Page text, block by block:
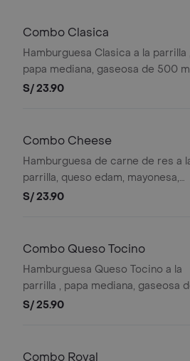
Combo Clasica
Hamburguesa Clasica a la parrilla ,
papa mediana, gaseosa de 500
Ver composicion de productos en
referencial. * Papas peruanas solo
20101087647
S/ 23.90
Combo Cheese
Hamburguesa de carne de res a
parrilla, queso edam, mayonesa,
tomate y lechuga, papa mediana y
S/ 23.90
Combo Queso Tocino
Hamburguesa Queso Tocino a la
parrilla , papa mediana, gaseosa
500 ml. Ver composicion de
mediana o grande. Foto
S/ 25.90
Combo Royal